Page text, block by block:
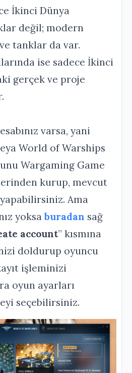
İkinci Dünya
değil; modern
tanklar da var.
ise sadece İkinci
gerçek ve proje
varsa, yani
World of Warships
Wargaming Game
kurup, mevcut
Ama
yoksaburadan sağ
account” kısmına
doldurup oyuncu
işleminizi
oyun ayarları
seçebilirsiniz.